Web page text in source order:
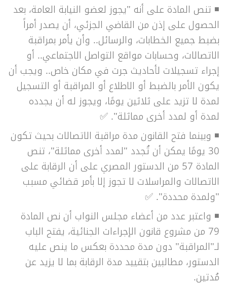
◾ تنص المادة على أنه "يجوز لعضو النيابة العامة، بعد
الحصول على إذن من القاضي الجزئي، أن يصدر أمراً
بضبط جميع الخطابات، والرسائل.. وأن يأمر بمراقبة
الاتصالات، وحسابات مواقع التواصل الاجتماعي.. أو
إجراء تسجيلات لأحاديث جرت في مكان خاص.. ويجب أن
يكون الأمر بالضبط أو الاطلاع أو المراقبة أو التسجيل
لمدة لا تزيد على ثلاثين يومًا، ويجوز له أن يجدده
لمدة أو لمدد أخرى مماثلة". ✅
◾ وبينما فتح القانون مدة مراقبة الاتصالات بحيث تكون
30 يومًا يمكن أن تُجدد "لمدد أخرى مماثلة"، تنص
المادة 57 من الدستور المصري على أن الرقابة على
الاتصالات والمراسلات لا تجوز إلا بأمر قضائي مسبب
"ولمدة محددة". ✅
◾ واعتبر عدد من أعضاء مجلس النواب أن نص المادة
79 من مشروع قانون الإجراءات الجنائية، يفتح الباب
لـ"المراقبة" دون مدة محددة بعكس ما ينص عليه
الدستور، مطالبين بتقييد مدة الرقابة بما لا يزيد عن
مُدتين.